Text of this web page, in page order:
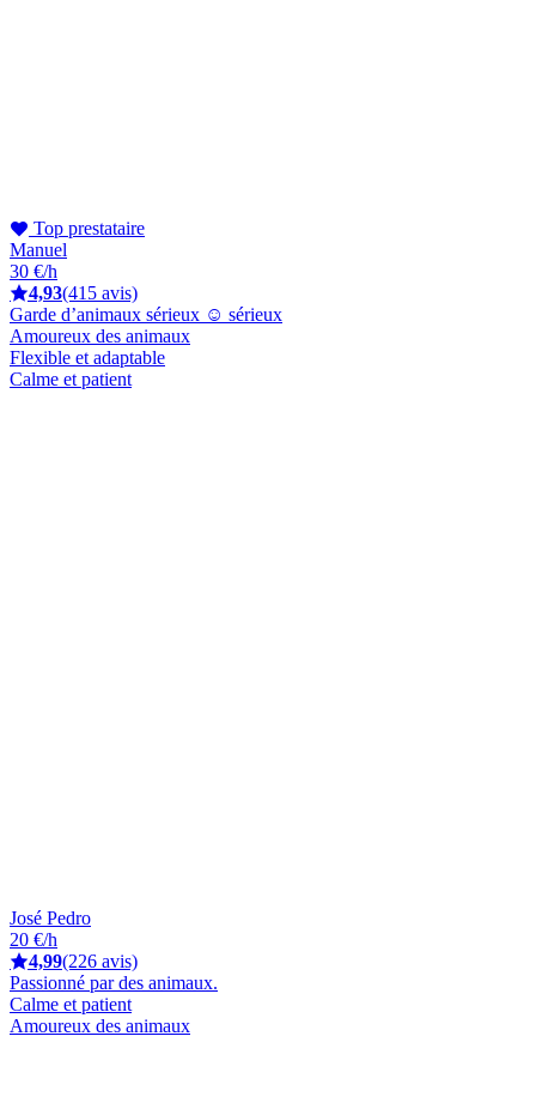
Top prestataire
Manuel
30 €/h
4,93(415 avis)
Garde d’animaux sérieux ☺️ sérieux
Amoureux des animaux
Flexible et adaptable
Calme et patient
José Pedro
20 €/h
4,99(226 avis)
Passionné par des animaux.
Calme et patient
Amoureux des animaux